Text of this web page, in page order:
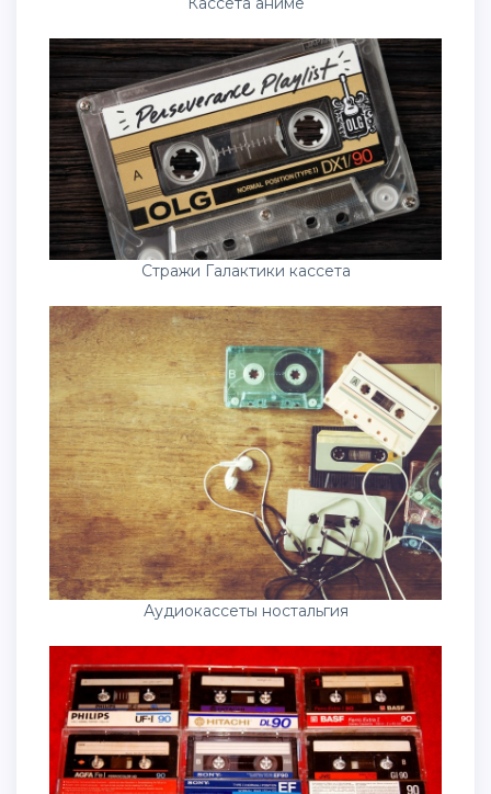
Стражи Галактики кассета
Аудиокассеты ностальгия